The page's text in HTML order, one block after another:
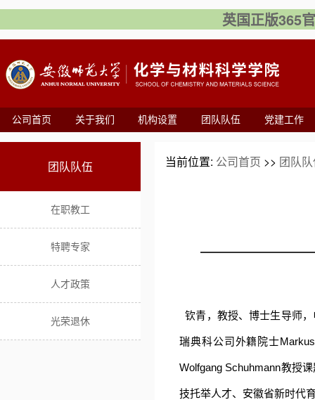
英国正版365
公司首页 关于我们 机构设置 团队队伍 党建工作
团队队伍
在职教工
特聘专家
人才政策
光荣退休
当前位置: 公司首页 >> 团队
钦青，教授、博士生导师
瑞典科公司外籍院士
Wolfgang Schuhmann教授
技托举人才、安徽省新时代